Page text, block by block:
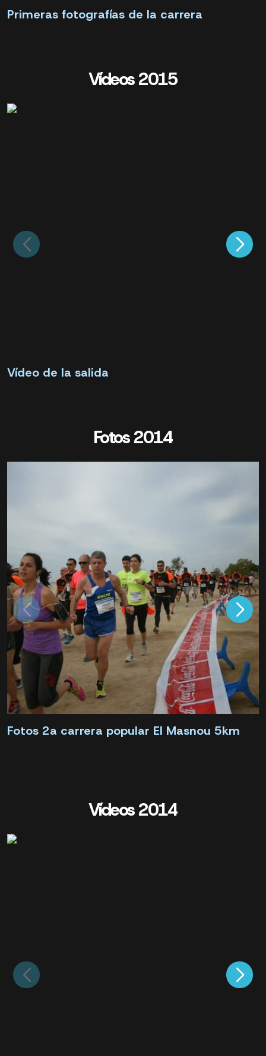
Primeras fotografías de la carrera
Vídeos 2015
Vídeo de la salida
Fotos 2014
Fotos 2a carrera popular El Masnou 5km
Vídeos 2014